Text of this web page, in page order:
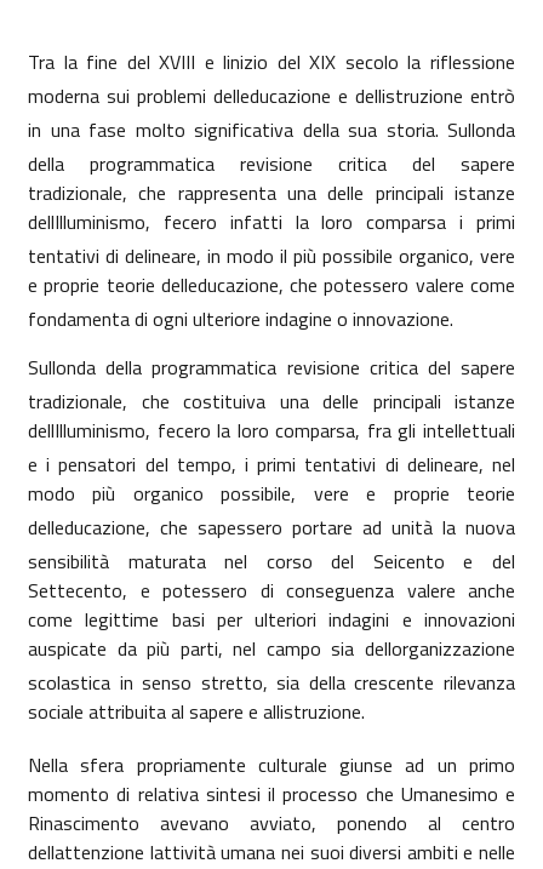
Tra la fine del XVIII e linizio del XIX secolo la riflessione
moderna sui problemi delleducazione e dellistruzione entrò
in una fase molto significativa della sua storia. Sullonda
della programmatica revisione critica del sapere
tradizionale, che rappresenta una delle principali istanze
dellIlluminismo, fecero infatti la loro comparsa i primi
tentativi di delineare, in modo il più possibile organico, vere
e proprie teorie delleducazione, che potessero valere come
fondamenta di ogni ulteriore indagine o innovazione.
Sullonda della programmatica revisione critica del sapere
tradizionale, che costituiva una delle principali istanze
dellIlluminismo, fecero la loro comparsa, fra gli intellettuali
e i pensatori del tempo, i primi tentativi di delineare, nel
modo più organico possibile, vere e proprie teorie
delleducazione, che sapessero portare ad unità la nuova
sensibilità maturata nel corso del Seicento e del
Settecento, e potessero di conseguenza valere anche
come legittime basi per ulteriori indagini e innovazioni
auspicate da più parti, nel campo sia dellorganizzazione
scolastica in senso stretto, sia della crescente rilevanza
sociale attribuita al sapere e allistruzione.
Nella sfera propriamente culturale giunse ad un primo
momento di relativa sintesi il processo che Umanesimo e
Rinascimento avevano avviato, ponendo al centro
dellattenzione lattività umana nei suoi diversi ambiti e nelle